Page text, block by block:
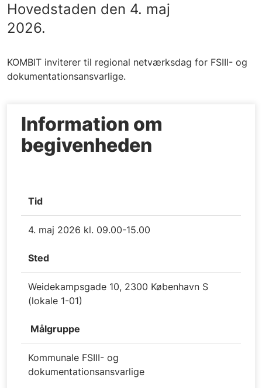
Hovedstaden den 4. maj
2026.
KOMBIT inviterer til regional netværksdag for FSIII- og
dokumentationsansvarlige.
Information om
begivenheden
Tid
4. maj 2026 kl. 09.00-15.00
Sted
Weidekampsgade 10, 2300 København S
(lokale 1-01)
Målgruppe
Kommunale FSIII- og
dokumentationsansvarlige